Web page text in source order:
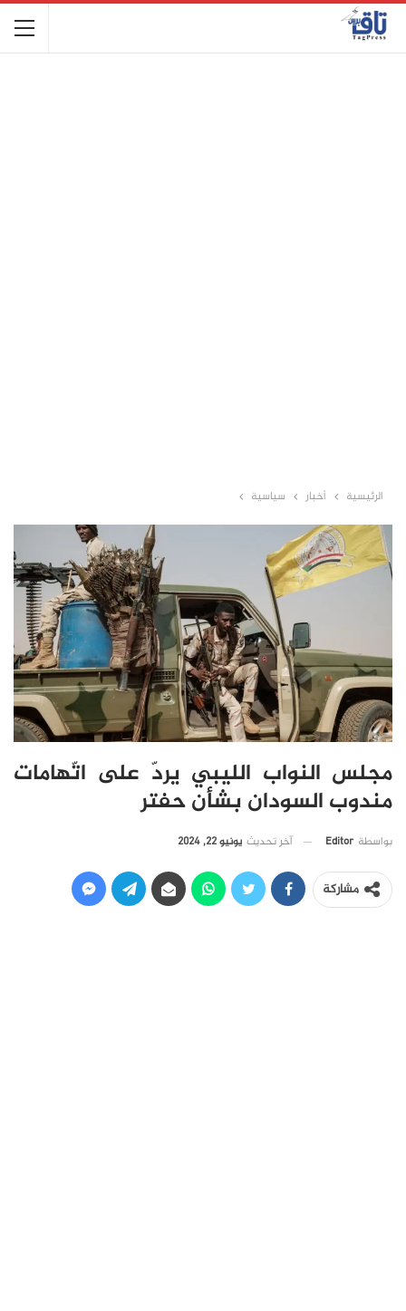
الرئيسية أخبار سياسية
مجلس النواب الليبي يردّ على اتّهامات
مندوب السودان بشأن حفتر
بواسطة Editor آخر تحديث يونيو 22, 2024
مشاركة